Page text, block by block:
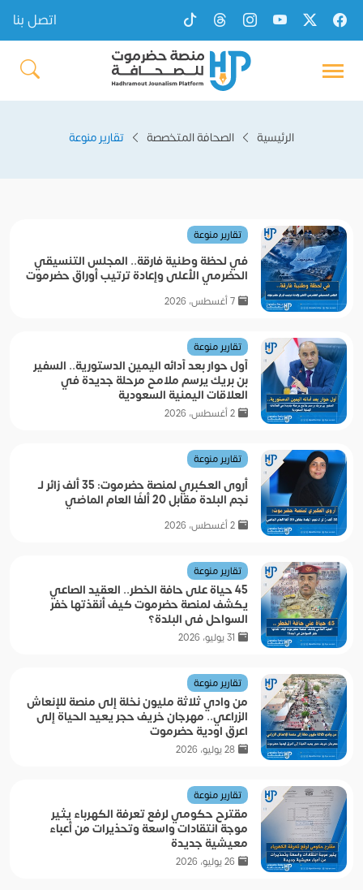
اتصل بنا
الرئيسية الصحافة المتخصصة تقارير منوعة
تقارير منوعة
في لحظة وطنية فارقة.. المجلس التنسيقي
الحضرمي الأعلى وإعادة ترتيب أوراق حضرموت
7 أغسطس، 2026
تقارير منوعة
أول حوار بعد أدائه اليمين الدستورية.. السفير
بن بريك يرسم ملامح مرحلة جديدة في
العلاقات اليمنية السعودية
2 أغسطس، 2026
تقارير منوعة
أروى العكبري لمنصة حضرموت: 35 ألف زائر لـ
نجم البلدة مقابل 20 ألفًا العام الماضي
2 أغسطس، 2026
تقارير منوعة
45 حياة على حافة الخطر.. العقيد الصاعي
يكشف لمنصة حضرموت كيف أنقذتها خفر
السواحل في البلدة؟
31 يوليو، 2026
تقارير منوعة
من وادي ثلاثة مليون نخلة إلى منصة للإنعاش
الزراعي.. مهرجان خريف حجر يعيد الحياة إلى
اعرق اودية حضرموت
28 يوليو، 2026
تقارير منوعة
مقترح حكومي لرفع تعرفة الكهرباء يثير
موجة انتقادات واسعة وتحذيرات من أعباء
معيشية جديدة
26 يوليو، 2026